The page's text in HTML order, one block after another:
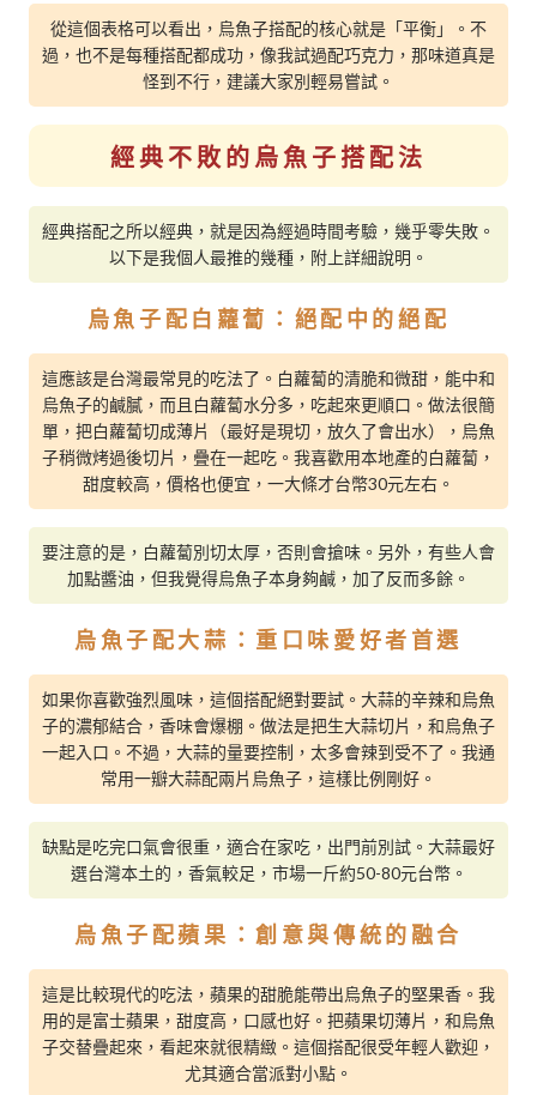
從這個表格可以看出，烏魚子搭配的核心就是「平衡」。不
過，也不是每種搭配都成功，像我試過配巧克力，那味道真是
怪到不行，建議大家別輕易嘗試。
經典不敗的烏魚子搭配法
經典搭配之所以經典，就是因為經過時間考驗，幾乎零失敗。
以下是我個人最推的幾種，附上詳細說明。
烏魚子配白蘿蔔：絕配中的絕配
這應該是台灣最常見的吃法了。白蘿蔔的清脆和微甜，能中和
烏魚子的鹹膩，而且白蘿蔔水分多，吃起來更順口。做法很簡
單，把白蘿蔔切成薄片（最好是現切，放久了會出水），烏魚
子稍微烤過後切片，疊在一起吃。我喜歡用本地產的白蘿蔔，
甜度較高，價格也便宜，一大條才台幣30元左右。
要注意的是，白蘿蔔別切太厚，否則會搶味。另外，有些人會
加點醬油，但我覺得烏魚子本身夠鹹，加了反而多餘。
烏魚子配大蒜：重口味愛好者首選
如果你喜歡強烈風味，這個搭配絕對要試。大蒜的辛辣和烏魚
子的濃郁結合，香味會爆棚。做法是把生大蒜切片，和烏魚子
一起入口。不過，大蒜的量要控制，太多會辣到受不了。我通
常用一瓣大蒜配兩片烏魚子，這樣比例剛好。
缺點是吃完口氣會很重，適合在家吃，出門前別試。大蒜最好
選台灣本土的，香氣較足，市場一斤約50-80元台幣。
烏魚子配蘋果：創意與傳統的融合
這是比較現代的吃法，蘋果的甜脆能帶出烏魚子的堅果香。我
用的是富士蘋果，甜度高，口感也好。把蘋果切薄片，和烏魚
子交替疊起來，看起來就很精緻。這個搭配很受年輕人歡迎，
尤其適合當派對小點。